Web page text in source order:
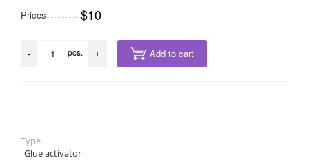
Prices $10
- pcs. + Add to cart
Type
Glue activator